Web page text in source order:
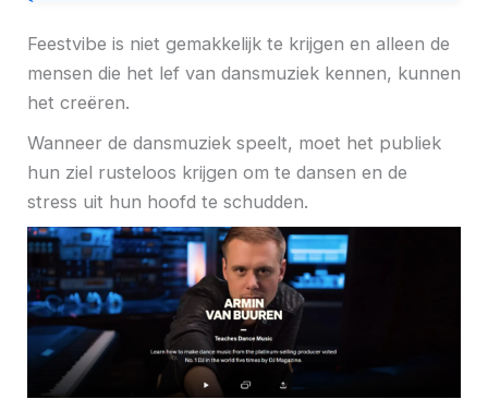
Feestvibe is niet gemakkelijk te krijgen en alleen de
mensen die het lef van dansmuziek kennen, kunnen
het creëren.
Wanneer de dansmuziek speelt, moet het publiek
hun ziel rusteloos krijgen om te dansen en de
stress uit hun hoofd te schudden.